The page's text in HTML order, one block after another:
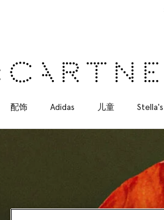
所
配饰 Adidas 儿童